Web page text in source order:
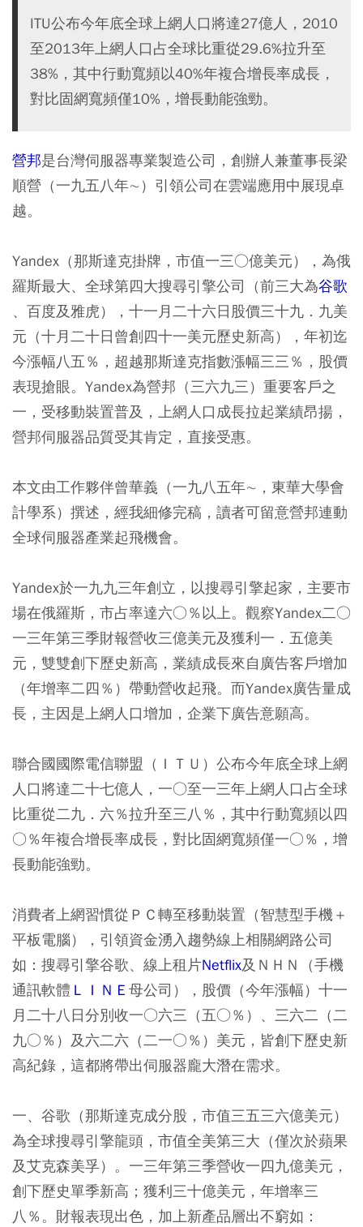
ITU公布今年底全球上網人口將達27億人，2010
至2013年上網人口占全球比重從29.6%拉升至
38%，其中行動寬頻以40%年複合增長率成長，
對比固網寬頻僅10%，增長動能強勁。
營邦是台灣伺服器專業製造公司，創辦人兼董事長梁
順營（一九五八年∼）引領公司在雲端應用中展現卓
越。
Yandex（那斯達克掛牌，市值一三○億美元），為俄
羅斯最大、全球第四大搜尋引擎公司（前三大為谷歌
、百度及雅虎），十一月二十六日股價三十九．九美
元（十月二十日曾創四十一美元歷史新高），年初迄
今漲幅八五％，超越那斯達克指數漲幅三三％，股價
表現搶眼。Yandex為營邦（三六九三）重要客戶之
一，受移動裝置普及，上網人口成長拉起業績昂揚，
營邦伺服器品質受其肯定，直接受惠。
本文由工作夥伴曾華義（一九八五年∼，東華大學會
計學系）撰述，經我細修完稿，讀者可留意營邦連動
全球伺服器產業起飛機會。
Yandex於一九九三年創立，以搜尋引擎起家，主要市
場在俄羅斯，市占率達六○％以上。觀察Yandex二○
一三年第三季財報營收三億美元及獲利一．五億美
元，雙雙創下歷史新高，業績成長來自廣告客戶增加
（年增率二四％）帶動營收起飛。而Yandex廣告量成
長，主因是上網人口增加，企業下廣告意願高。
聯合國國際電信聯盟（ＩＴＵ）公布今年底全球上網
人口將達二十七億人，一○至一三年上網人口占全球
比重從二九．六％拉升至三八％，其中行動寬頻以四
○％年複合增長率成長，對比固網寬頻僅一○％，增
長動能強勁。
消費者上網習慣從ＰＣ轉至移動裝置（智慧型手機＋
平板電腦），引領資金湧入趨勢線上相關網路公司
如：搜尋引擎谷歌、線上租片Netflix及ＮＨＮ（手機
通訊軟體 ＬＩＮＥ 母公司），股價（今年漲幅）十一
月二十八日分別收一○六三（五○％）、三六二（二
九○％）及六二六（二一○％）美元，皆創下歷史新
高紀錄，這都將帶出伺服器龐大潛在需求。
一、谷歌（那斯達克成分股，市值三五三六億美元）
為全球搜尋引擎龍頭，市值全美第三大（僅次於蘋果
及艾克森美孚）。一三年第三季營收一四九億美元，
創下歷史單季新高；獲利三十億美元，年增率三
八％。財報表現出色，加上新產品層出不窮如：